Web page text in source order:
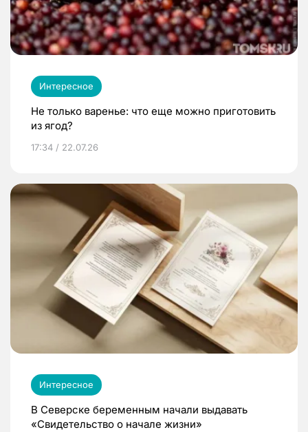
Интересное
Не только варенье: что еще можно приготовить
из ягод?
17:34 / 22.07.26
Интересное
В Северске беременным начали выдавать
«Свидетельство о начале жизни»